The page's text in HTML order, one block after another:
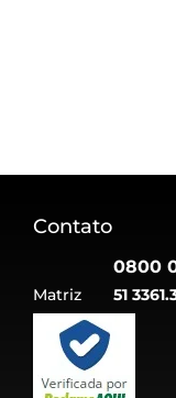
Contato
0800
Matriz 51